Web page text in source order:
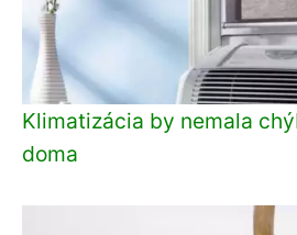
Klimatizácia by nemala
doma